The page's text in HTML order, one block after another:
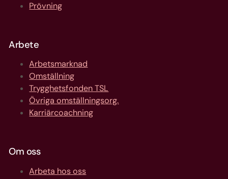
Prövning
Arbete
Arbetsmarknad
Omställning
Trygghetsfonden TSL
Övriga omställningsorg.
Karriärcoachning
Om oss
Arbeta hos oss